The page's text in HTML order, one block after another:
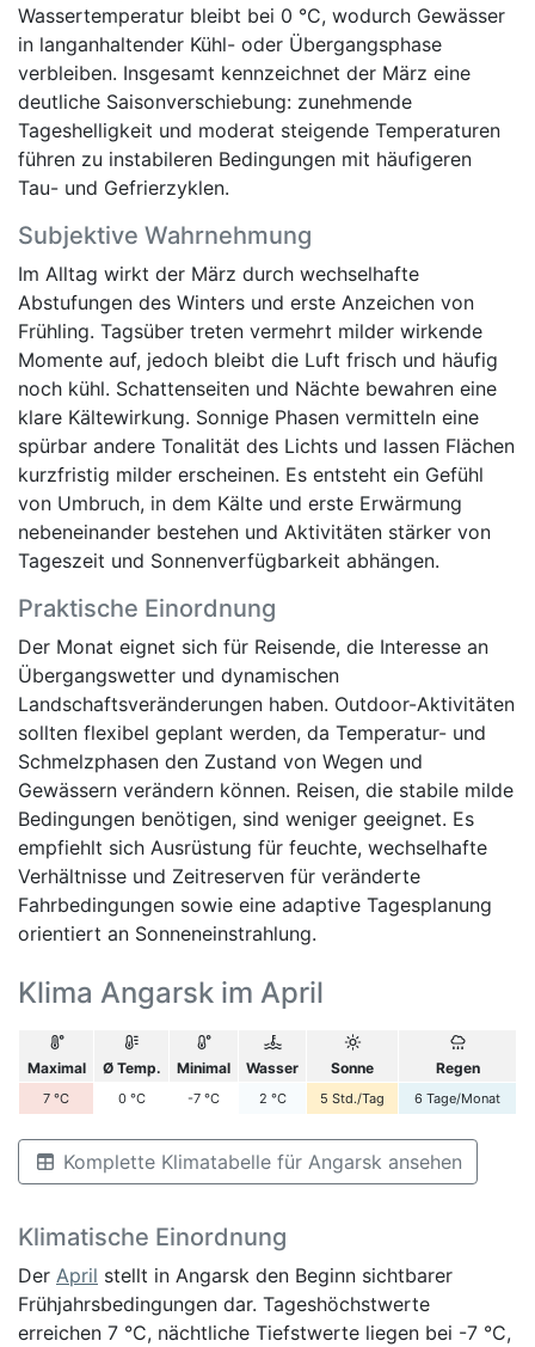
Wassertemperatur bleibt bei 0 °C, wodurch Gewässer
in langanhaltender Kühl- oder Übergangsphase
verbleiben. Insgesamt kennzeichnet der März eine
deutliche Saisonverschiebung: zunehmende
Tageshelligkeit und moderat steigende Temperaturen
führen zu instabileren Bedingungen mit häufigeren
Tau- und Gefrierzyklen.
Subjektive Wahrnehmung
Im Alltag wirkt der März durch wechselhafte
Abstufungen des Winters und erste Anzeichen von
Frühling. Tagsüber treten vermehrt milder wirkende
Momente auf, jedoch bleibt die Luft frisch und häufig
noch kühl. Schattenseiten und Nächte bewahren eine
klare Kältewirkung. Sonnige Phasen vermitteln eine
spürbar andere Tonalität des Lichts und lassen Flächen
kurzfristig milder erscheinen. Es entsteht ein Gefühl
von Umbruch, in dem Kälte und erste Erwärmung
nebeneinander bestehen und Aktivitäten stärker von
Tageszeit und Sonnenverfügbarkeit abhängen.
Praktische Einordnung
Der Monat eignet sich für Reisende, die Interesse an
Übergangswetter und dynamischen
Landschaftsveränderungen haben. Outdoor-Aktivitäten
sollten flexibel geplant werden, da Temperatur- und
Schmelzphasen den Zustand von Wegen und
Gewässern verändern können. Reisen, die stabile milde
Bedingungen benötigen, sind weniger geeignet. Es
empfiehlt sich Ausrüstung für feuchte, wechselhafte
Verhältnisse und Zeitreserven für veränderte
Fahrbedingungen sowie eine adaptive Tagesplanung
orientiert an Sonneneinstrahlung.
Klima Angarsk im April
Maximal Ø Temp. Minimal Wasser Sonne Regen
7 °C 0 °C -7 °C 2 °C 5 Std./Tag 6 Tage/Monat
Komplette Klimatabelle für Angarsk ansehen
Klimatische Einordnung
Der April stellt in Angarsk den Beginn sichtbarer
Frühjahrsbedingungen dar. Tageshöchstwerte
erreichen 7 °C, nächtliche Tiefstwerte liegen bei -7 °C,